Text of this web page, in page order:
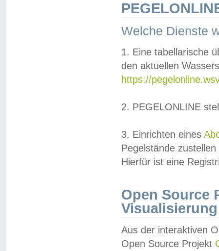
Welche Dienste
1. Eine tabellarische
den aktuellen
https://
2. PEGELONLINE
3. Einrichten eines
Pegelstände
Hierfür ist eine
Open Source
Visualisierung
Aus der interaktiven
Open Source Projekt